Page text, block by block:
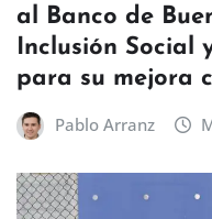
al Banco de
Inclusión Social
para su mejora
Pablo Arranz